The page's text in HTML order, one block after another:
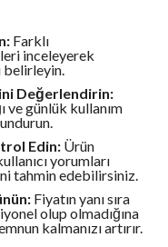
Farklı
inceleyerek
belirleyin.
Değerlendirin:
ve günlük kullanım
Edin:Ürün
yorumları
tahmin edebilirsiniz.
Fiyatın yanı sıra
olup olmadığına
kalmanızı artırır.